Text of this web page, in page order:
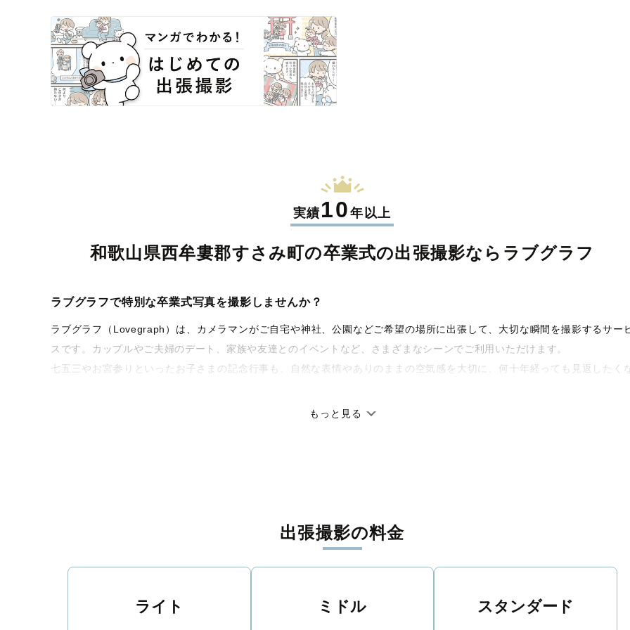
実績10年以上
和歌山県西牟婁郡すさみ町の卒業式の出張撮影なら ラブグラフ
ラブグラフで特別な卒業式写真を撮影しませんか？
ラブグラフ（Lovegraph）は、カメラマンがご自宅や神社、公園などご希望の場所に出張して、大切な瞬間を撮影するサー
スです。カップルやご夫婦のデート、家族や友達とのイベントなど、さまざまなシーンでご利用いただけます。
七五三やお宮参りといったお子さまの記念行事も、自然な表情やありのままの空気感を大切に、何十年経っても見返したく
撮影後は、独自の編集技術で写真の明るさや色合いを丁寧に調整。自然な雰囲気を残しつつも、おしゃれで洗練された仕上が
い。
もっと見る
出張撮影の料金
ライト ミドル スタンダード